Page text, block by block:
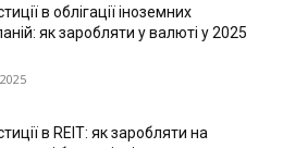
в облігації іноземних
як заробляти у валюті у 2025
в REIT: як заробляти на